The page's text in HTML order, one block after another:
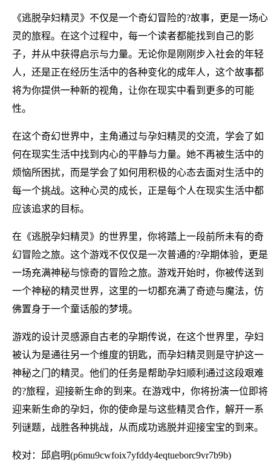
《逃脱孕妇精灵》不仅是一个奇幻冒险的?故事，更是一场心
灵的旅程。在这个过程中，每一个读者都能找到自己的影
子，并从中获得启示与力量。无论你是刚刚步入社会的年轻
人，还是正在经历生活中的各种变化的成年人，这个故事都
将为你提供一种新的视角，让你在现实中看到更多的可能
性。
在这个奇幻世界中，主角通过与孕妇精灵的交流，学会了如
何在现实生活中找到内心的平静与力量。她不再被生活中的
烦恼所困扰，而是学会了如何用积极的心态去面对生活中的
每一个挑战。这种心灵的成长，正是每个人在现实生活中都
应该追求的目标。
在《逃脱孕妇精灵》的世界里，你将踏上一段前所未有的奇
幻冒险之旅。这个游戏不仅仅是一次普通的?孕期体验，更是
一场充满神秘与惊奇的冒险之旅。游戏开始时，你被传送到
一个神秘的精灵世界，这里的一切都充满了奇迹与魔法，仿
佛置身于一个童话般的梦境。
游戏的设计灵感源自古老的孕期传说，在这个世界里，孕妇
被认为是通往另一个维度的钥匙，而孕妇精灵则是守护这一
神秘之门的精灵。他们的任务是帮助孕妇顺利通过这段艰难
的?旅程，迎接新生命的到来。在游戏中，你将扮演一位即将
迎来新生命的孕妇，你的使命是与这些精灵合作，解开一系
列谜题，战胜各种挑战，从而成功逃脱并迎接宝宝的到来。
校对：邱启明(p6mu9cwfoix7yfddy4eqtueborc9vr7b9b)